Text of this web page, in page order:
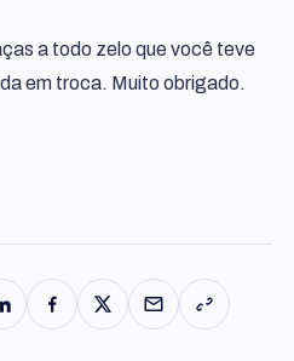
a todo zelo que você teve
em troca. Muito obrigado.